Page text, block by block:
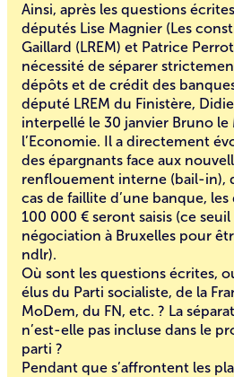
Ainsi, après les questions
députés Lise Magnier (Les
Gaillard (LREM) et Patrice
nécessité de séparer
dépôts et de crédit des banques
député LREM du Finistère,
interpellé le 30 janvier Bruno le
l’Economie. Il a directement
des épargnants face aux
renflouement interne (bail-in),
cas de faillite d’une banque,
100 000 € seront saisis (ce
négociation à Bruxelles pour
ndlr).
Où sont les questions écrites,
élus du Parti socialiste, de la
MoDem, du FN, etc. ? La
n’est-elle pas incluse dans le
parti ?
Pendant que s’affrontent les